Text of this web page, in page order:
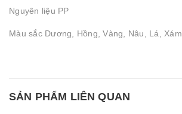
Nguyên liệu PP
Màu sắc Dương, Hồng, Vàng, Nâu, Lá, Xám
SẢN PHẨM LIÊN QUAN